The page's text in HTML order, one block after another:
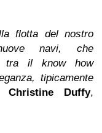
flotta del nostro
navi, che
tra il know how
tipicamente
Christine Duffy,